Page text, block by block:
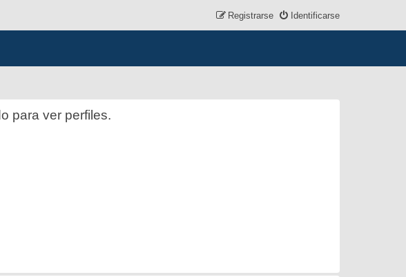
Identificarse
Registrarse
para ver perfiles.